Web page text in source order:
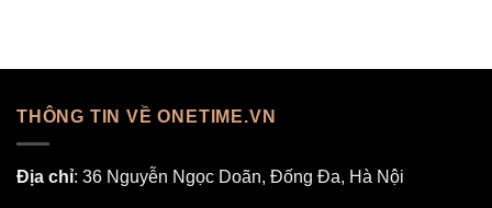
THÔNG TIN VỀ ONETIME.VN
Địa chỉ: 36 Nguyễn Ngọc Doãn, Đống Đa, Hà Nội